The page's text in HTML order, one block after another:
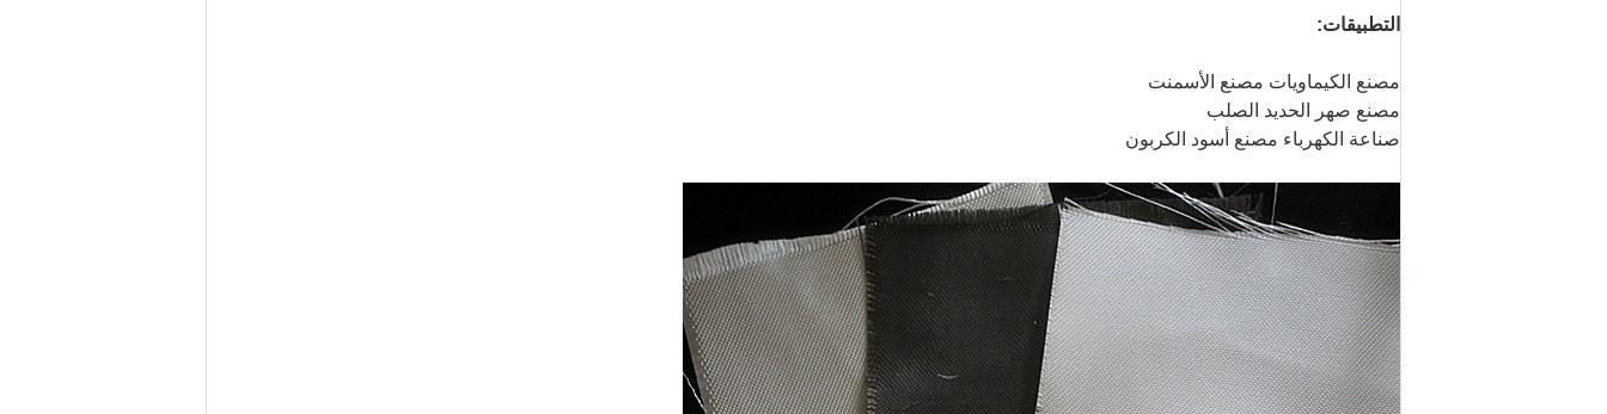
التطبيقات:
مصنع الكيماويات مصنع الأسمنت
مصنع صهر الحديد الصلب
صناعة الكهرباء مصنع أسود الكربون